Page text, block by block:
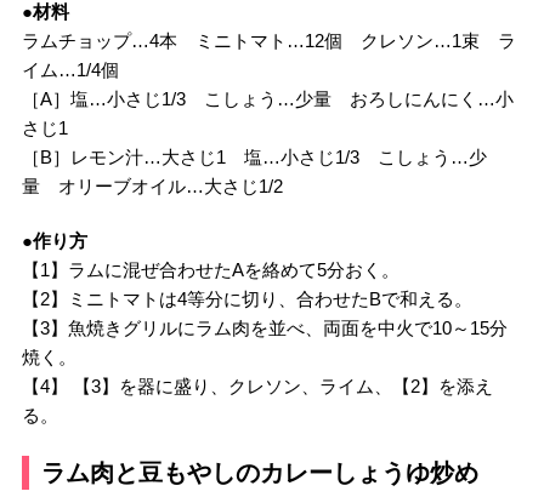
●材料
ラムチョップ…4本 ミニトマト…12個 クレソン…1束 ラ
イム…1/4個
［A］塩…小さじ1/3 こしょう…少量 おろしにんにく…小
さじ1
［B］レモン汁…大さじ1 塩…小さじ1/3 こしょう…少
量 オリーブオイル…大さじ1/2
●作り方
【1】ラムに混ぜ合わせたAを絡めて5分おく。
【2】ミニトマトは4等分に切り、合わせたBで和える。
【3】魚焼きグリルにラム肉を並べ、両面を中火で10～15分
焼く。
【4】 【3】を器に盛り、クレソン、ライム、【2】を添え
る。
ラム肉と豆もやしのカレーしょうゆ炒め